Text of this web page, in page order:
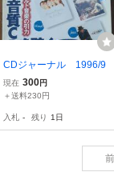
CDジャーナル 1996/9
現在 300円
＋送料230円
入札 - 残り 1日